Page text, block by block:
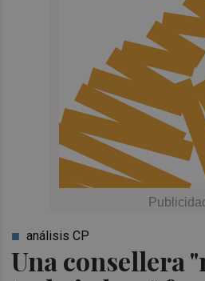
Una consellera
análisis CP